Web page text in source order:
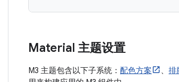
Material 主题设置
M3 主题包含以下子系统： 配色方案 、 排